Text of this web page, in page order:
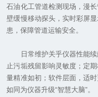
石油化工管道检测现场，漫
壁缓慢移动探头，实时彩屏
患，保障管道运输安全。
日常维护关乎仪器性能续
止污垢残留影响灵敏度；定
量精准如初；软件层面，适
如同为仪器升级“智慧大脑”。